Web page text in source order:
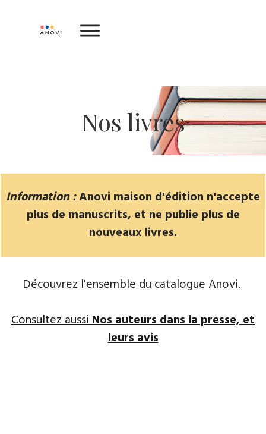
Nos livres
Information :Anovi maison d'édition n'accepte
plus de manuscrits, et ne publie plus de
nouveaux livres.
Découvrez l'ensemble du catalogue Anovi.
Consultez aussiNos auteurs dans la presse, et
leurs avis